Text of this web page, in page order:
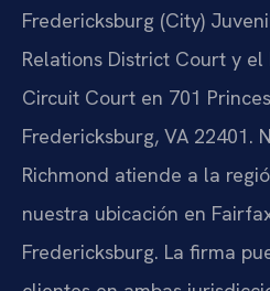
Fredericksburg (City)
Relations District Court y
Circuit Court en 701
Fredericksburg, VA 22401.
Richmond atiende a la
nuestra ubicación en
Fredericksburg. La firma